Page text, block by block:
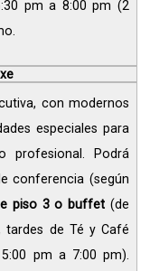
pm a 8:00 pm (2
con modernos
especiales para
profesional. Podrá
conferencia (según
piso 3 o buffet (de
tardes de Té y Café
pm a 7:00 pm).